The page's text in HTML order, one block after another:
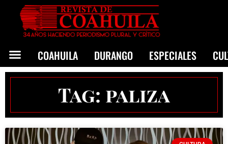
COAHUILA DURANGO ESPECIALES
Tag: paliza